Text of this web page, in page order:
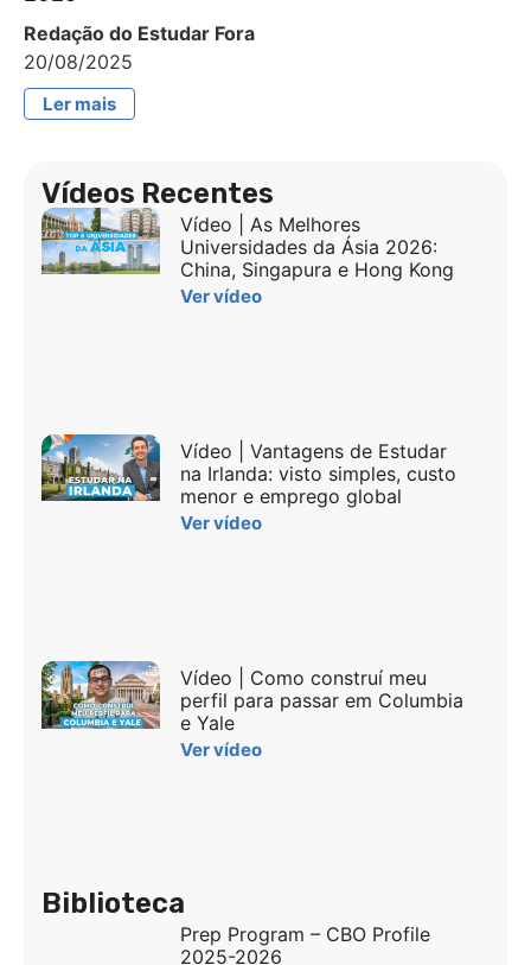
Redação do Estudar Fora
20/08/2025
Ler mais
Vídeos Recentes
Vídeo | As Melhores
Universidades da Ásia 2026:
China, Singapura e Hong Kong
Ver vídeo
Vídeo | Vantagens de Estudar
na Irlanda: visto simples, custo
menor e emprego global
Ver vídeo
Vídeo | Como construí meu
perfil para passar em Columbia
e Yale
Ver vídeo
Biblioteca
Prep Program – CBO Profile
2025-2026